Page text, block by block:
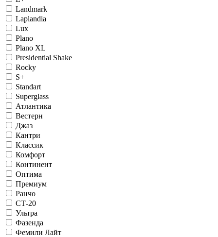
Landmark
Laplandia
Lux
Plano
Plano XL
Presidential Shake
Rocky
S+
Standart
Superglass
Атлантика
Вестерн
Джаз
Кантри
Классик
Комфорт
Континент
Оптима
Премиум
Ранчо
СТ-20
Ультра
Фазенда
Фемили Лайт